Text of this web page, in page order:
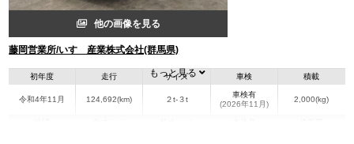
他の画像を見る
藤岡営業所/いすゞ産業株式会社(群馬県)
初年度
令和4年11月
走行
124,692(km)
サイズ
２t-３t
車検
車検有
(2026年11月)
積載
2,000(kg)
もっと見る